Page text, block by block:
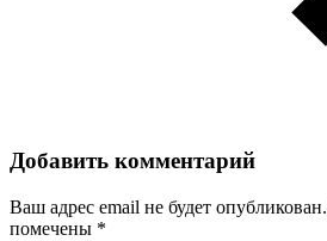
Добавить комментарий
Ваш адрес email не будет опубликован.
помечены *